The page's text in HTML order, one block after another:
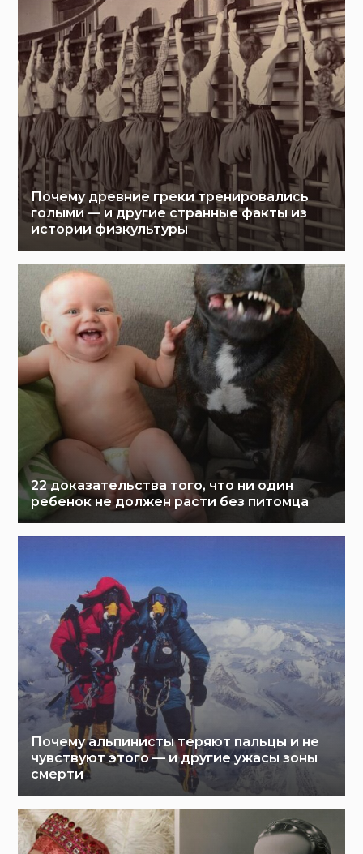
Почему древние греки тренировались
голыми — и другие странные факты из
истории физкультуры
22 доказательства того, что ни один
ребенок не должен расти без питомца
Почему альпинисты теряют пальцы и не
чувствуют этого — и другие ужасы зоны
смерти